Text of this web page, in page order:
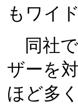
もワイ
同社で
ザーを
ほど多